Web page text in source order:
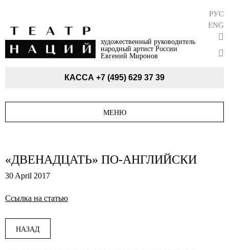
художественный руководитель
народный артист России
Евгений Миронов
РУС
ENG
КАССА +7 (495) 629 37 39
МЕНЮ
«ДВЕНАДЦАТЬ» ПО-АНГЛИЙСКИ
30 April 2017
Ссылка на статью
НАЗАД